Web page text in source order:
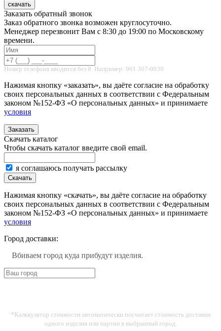
скачать
Заказать обратный звонок
Заказ обратного звонка возможен круглосуточно.
Менеджер перезвонит Вам с 8:30 до 19:00 по Московскому
времени.
Номер телефона вводится без 8. Например: 961 307-0030
Нажимая кнопку «заказать», вы даёте согласие на обработку
своих персональных данных в соответствии с Федеральным
законом №152-ФЗ «О персональных данных» и принимаете
условия
Заказать
Скачать каталог
Чтобы скачать каталог введите свой email.
я соглашаюсь получать рассылку
Скачать
Нажимая кнопку «скачать», вы даёте согласие на обработку
своих персональных данных в соответствии с Федеральным
законом №152-ФЗ «О персональных данных» и принимаете
условия
Город доставки:
Вбиваем город куда прибудут изделия.
*Калькулятор стоимости автоматически посчитает стоимость доставки
одного изделия или партии в выбранный город.